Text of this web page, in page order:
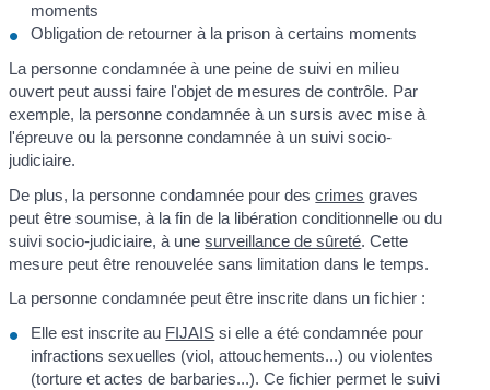
moments
Obligation de retourner à la prison à certains moments
La personne condamnée à une peine de suivi en milieu
ouvert peut aussi faire l'objet de mesures de contrôle. Par
exemple, la personne condamnée à un sursis avec mise à
l'épreuve ou la personne condamnée à un suivi socio-
judiciaire.
De plus, la personne condamnée pour descrimes graves
peut être soumise, à la fin de la libération conditionnelle ou du
suivi socio-judiciaire, à unesurveillance de sûreté. Cette
mesure peut être renouvelée sans limitation dans le temps.
La personne condamnée peut être inscrite dans un fichier :
Elle est inscrite au FIJAIS si elle a été condamnée pour
infractions sexuelles (viol, attouchements...) ou violentes
(torture et actes de barbaries...). Ce fichier permet le suivi